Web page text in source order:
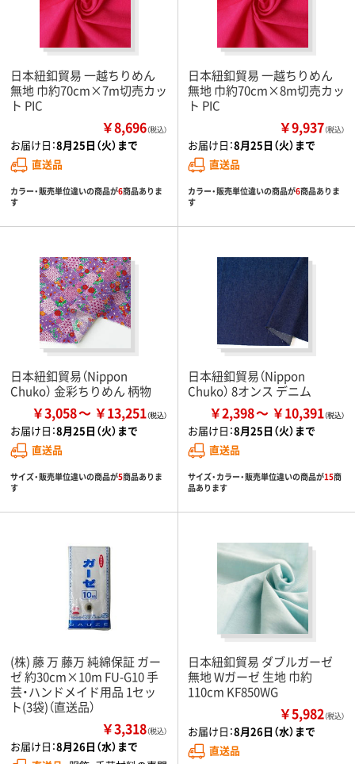
日本紐釦貿易 一越ちりめん
無地 巾約70cm×7m切売カッ
ト PIC
￥8,696（税込）
お届け日：8月25日（火）まで
直送品
カラー・販売単位違いの商品が6商品ありま
す
日本紐釦貿易 一越ちりめん
無地 巾約70cm×8m切売カッ
ト PIC
￥9,937（税込）
お届け日：8月25日（火）まで
直送品
カラー・販売単位違いの商品が6商品ありま
す
日本紐釦貿易（Nippon
Chuko） 金彩ちりめん 柄物
￥3,058 ￥13,251
お届け日：8月25日（火）まで
直送品
サイズ・販売単位違いの商品が5商品ありま
す
日本紐釦貿易（Nippon
Chuko） 8オンス デニム
￥2,398 ￥10,391
お届け日：8月25日（火）まで
直送品
サイズ・カラー・販売単位違いの商品が15商
品あります
(株) 藤 万 藤万 純綿保証 ガー
ゼ 約30cm×10m FU-G10 手
芸・ハンドメイド用品 1セッ
ト(3袋)（直送品）
￥3,318（税込）
お届け日：8月26日（水）まで
日本紐釦貿易 ダブルガーゼ
無地 Wガーゼ 生地 巾約
110cm KF850WG
￥5,982（税込）
お届け日：8月26日（水）まで
直送品